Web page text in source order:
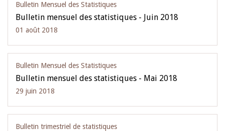
Bulletin Mensuel des Statistiques
Bulletin mensuel des statistiques - Juin 2018
01 août 2018
Bulletin Mensuel des Statistiques
Bulletin mensuel des statistiques - Mai 2018
29 juin 2018
Bulletin trimestriel de statistiques